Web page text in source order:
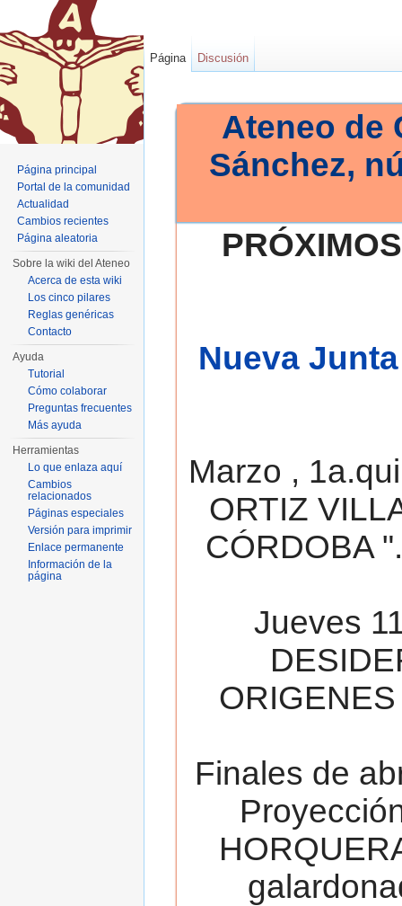
Ateneo de
Sánchez,
Nueva
Marzo ,
ORTIZ
CÓRDOBA
Jueves
Finales de
Página Discusión
Página principal
Portal de la comunidad
Actualidad
Cambios recientes
Página aleatoria
Sobre la wiki del Ateneo
Acerca de esta wiki
Los cinco pilares
Reglas genéricas
Contacto
Ayuda
Tutorial
Cómo colaborar
Preguntas frecuentes
Más ayuda
Herramientas
Lo que enlaza aquí
Cambios
relacionados
Páginas especiales
Versión para imprimir
Enlace permanente
Información de la
página